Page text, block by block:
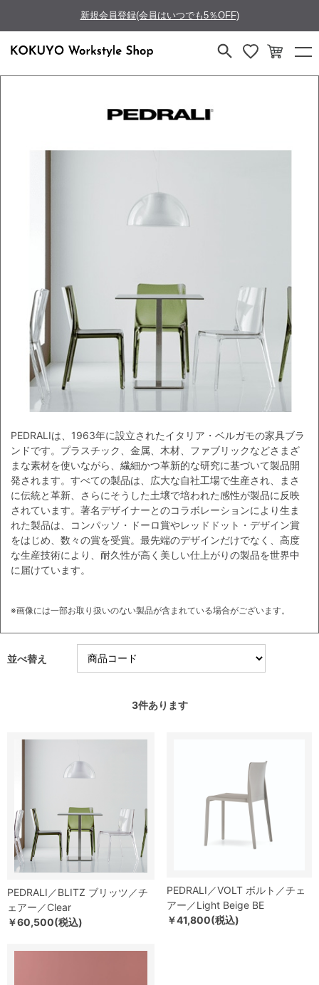
新規会員登録(会員はいつでも5％OFF)
PEDRALIは、1963年に設立されたイタリア・ベルガモの家具ブラ
ンドです。プラスチック、金属、木材、ファブリックなどさまざ
まな素材を使いながら、繊細かつ革新的な研究に基づいて製品開
発されます。すべての製品は、広大な自社工場で生産され、まさ
に伝統と革新、さらにそうした土壌で培われた感性が製品に反映
されています。著名デザイナーとのコラボレーションにより生ま
れた製品は、コンパッソ・ドーロ賞やレッドドット・デザイン賞
をはじめ、数々の賞を受賞。最先端のデザインだけでなく、高度
な生産技術により、耐久性が高く美しい仕上がりの製品を世界中
に届けています。
※画像には一部お取り扱いのない製品が含まれている場合がございます。
並べ替え
3件あります
PEDRALI／BLITZ ブリッツ／チ
ェアー／Clear
￥60,500(税込)
PEDRALI／VOLT ボルト／チェ
アー／Light Beige BE
￥41,800(税込)